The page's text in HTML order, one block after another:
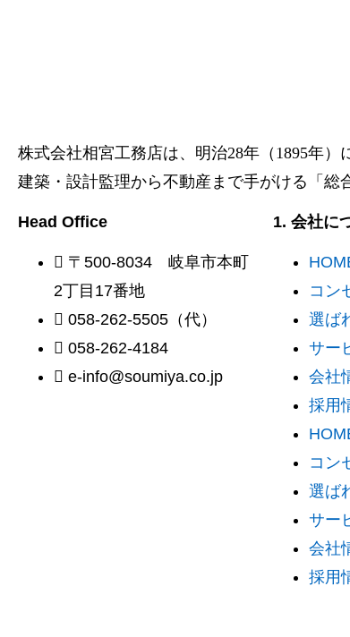
株式会社相宮工務店は、 明治28年（1895年）
建築・設計監理から不動産まで手がける「総
Head Office
〒500-8034 岐阜市本町
2丁目17番地
058-262-5505（代）
058-262-4184
e-info@soumiya.co.jp
1. 会社に
コン
選ば
サー
会社
採用
コン
選ば
サー
会社
採用